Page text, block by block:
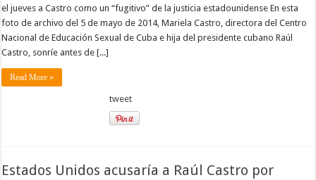
el jueves a Castro como un “fugitivo” de la justicia estadounidense En esta
foto de archivo del 5 de mayo de 2014, Mariela Castro, directora del Centro
Nacional de Educación Sexual de Cuba e hija del presidente cubano Raúl
Castro, sonríe antes de [...]
Read More »
tweet
Estados Unidos acusaría a Raúl Castro por